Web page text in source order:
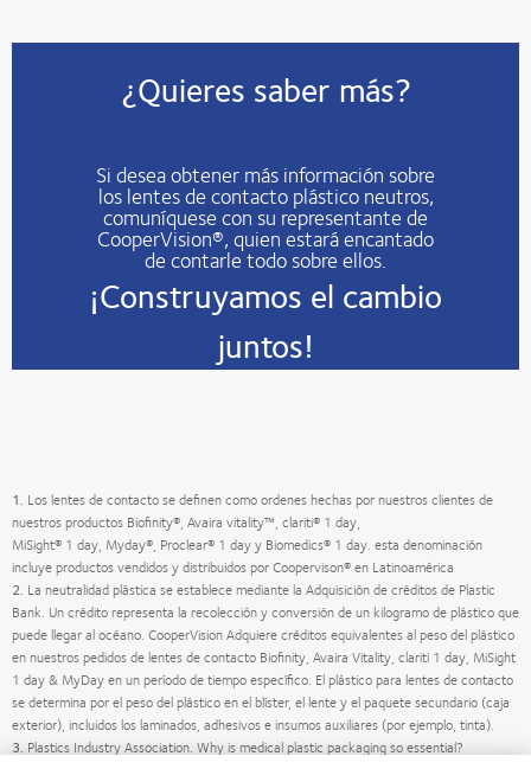
¿Quieres saber más?
Si desea obtener más información sobre
los lentes de contacto plástico neutros,
comuníquese con su representante de
CooperVision®, quien estará encantado
de contarle todo sobre ellos.
¡Construyamos el cambio
juntos!
1. Los lentes de contacto se definen como ordenes hechas por nuestros clientes de
nuestros productos Biofinity®, Avaira vitality™, clariti® 1 day,
MiSight® 1 day, Myday®, Proclear® 1 day y Biomedics® 1 day. esta denominación
incluye productos vendidos y distribuidos por Coopervison® en Latinoamérica
2. La neutralidad plástica se establece mediante la Adquisición de créditos de Plastic
Bank. Un crédito representa la recolección y conversión de un kilogramo de plástico que
puede llegar al océano. CooperVision Adquiere créditos equivalentes al peso del plástico
en nuestros pedidos de lentes de contacto Biofinity, Avaira Vitality, clariti 1 day, MiSight
1 day & MyDay en un período de tiempo específico. El plástico para lentes de contacto
se determina por el peso del plástico en el blíster, el lente y el paquete secundario (caja
exterior), incluidos los laminados, adhesivos e insumos auxiliares (por ejemplo, tinta).
3. Plastics Industry Association. Why is medical plastic packaging so essential?